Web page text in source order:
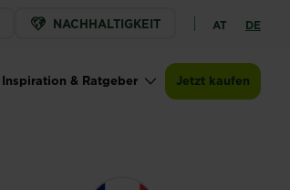
NACHHALTIGKEIT AT DE
Inspiration & Ratgeber Jetzt kaufen